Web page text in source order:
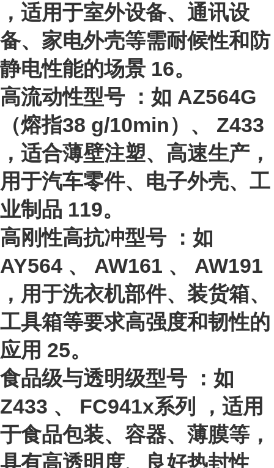
，适用于室外设备、通讯设
备、家电外壳等需耐候性和防
静电性能的场景 16。
高流动性型号 ：如 AZ564G
（熔指38 g/10min）、 Z433
，适合薄壁注塑、高速生产，
用于汽车零件、电子外壳、工
业制品 119。
高刚性高抗冲型号 ：如
AY564 、 AW161 、 AW191
，用于洗衣机部件、装货箱、
工具箱等要求高强度和韧性的
应用 25。
食品级与透明级型号 ：如
Z433 、 FC941x系列
，适用
于食品包装、容器、薄膜等，
具有高透明度、良好热封性